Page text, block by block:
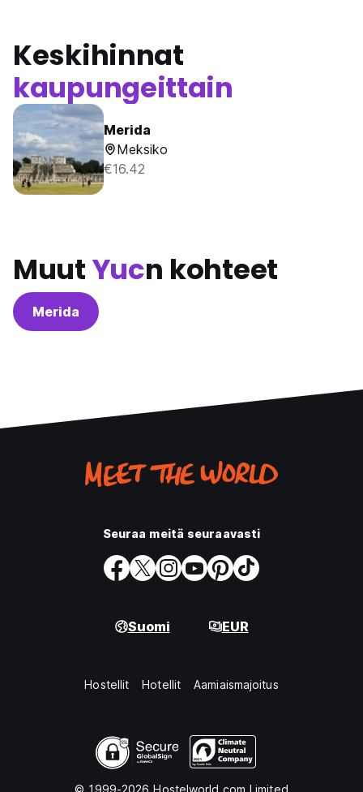
Keskihinnat
kaupungeittain
Merida
Meksiko
€16.42
MuutYucn kohteet
Merida
Seuraa meitä seuraavasti
Suomi EUR
Hostellit Hotellit Aamiaismajoitus
© 1999-2026 Hostelworld.com Limited